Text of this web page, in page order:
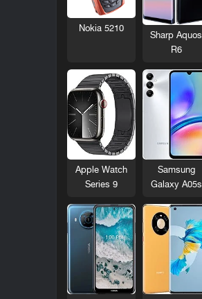
Sharp Aquos
R6
Nokia 5210
Samsung
Galaxy A05s
Apple Watch
Series 9